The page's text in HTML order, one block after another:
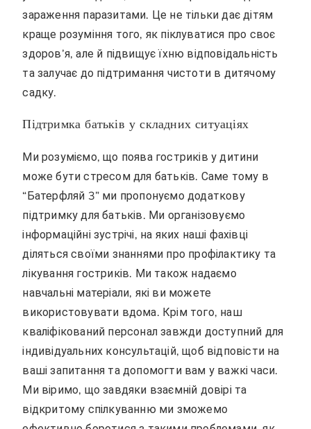
зараження паразитами. Це не тільки дає дітям
краще розуміння того, як піклуватися про своє
здоров’я, але й підвищує їхню відповідальність
та залучає до підтримання чистоти в дитячому
садку.
Підтримка батьків у складних ситуаціях
Ми розуміємо, що поява гостриків у дитини
може бути стресом для батьків. Саме тому в
“Батерфляй 3” ми пропонуємо додаткову
підтримку для батьків. Ми організовуємо
інформаційні зустрічі, на яких наші фахівці
діляться своїми знаннями про профілактику та
лікування гостриків. Ми також надаємо
навчальні матеріали, які ви можете
використовувати вдома. Крім того, наш
кваліфікований персонал завжди доступний для
індивідуальних консультацій, щоб відповісти на
ваші запитання та допомогти вам у важкі часи.
Ми віримо, що завдяки взаємній довірі та
відкритому спілкуванню ми зможемо